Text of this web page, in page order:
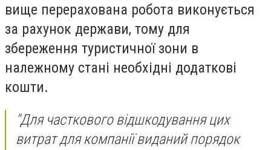
вище перерахована робота виконується
за рахунок держави, тому для
збереження туристичної зони в
належному стані необхідні додаткові
кошти.
"Для часткового відшкодування цих
витрат для компанії виданий порядок